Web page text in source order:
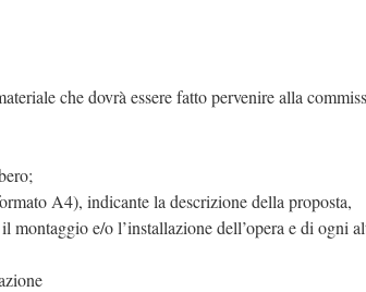
che dovrà essere fatto pervenire alla
A4), indicante la descrizione della proposta,
montaggio e/o l’installazione dell’opera e di ogni